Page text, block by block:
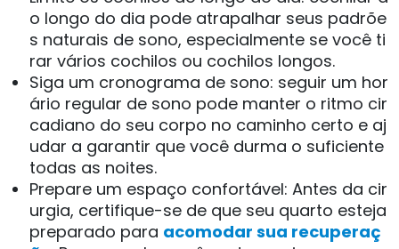
o longo do dia pode atrapalhar seus padrõe
s naturais de sono, especialmente se você ti
rar vários cochilos ou cochilos longos.
Siga um cronograma de sono: seguir um hor
ário regular de sono pode manter o ritmo cir
cadiano do seu corpo no caminho certo e aj
udar a garantir que você durma o suficiente
todas as noites.
Prepare um espaço confortável: Antes da cir
urgia, certifique-se de que seu quarto esteja
preparado para acomodar sua recuperaç